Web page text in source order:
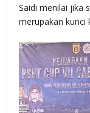
Saidi menilai jika
merupakan kunci